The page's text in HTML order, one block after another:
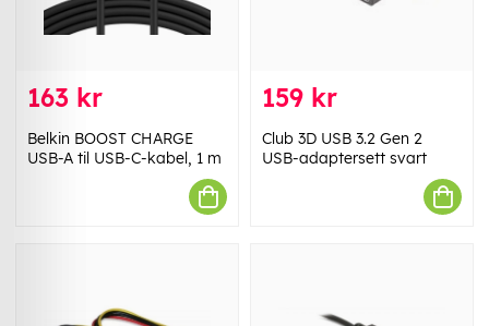
163 kr
Belkin BOOST CHARGE
USB-A til USB-C-kabel, 1 m
159 kr
Club 3D USB 3.2 Gen 2
USB-adaptersett svart